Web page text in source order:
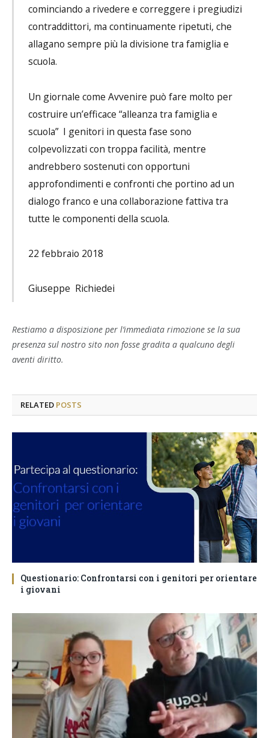
cominciando a rivedere e correggere i pregiudizi
contraddittori, ma continuamente ripetuti, che
allagano sempre più la divisione tra famiglia e
scuola.
Un giornale come Avvenire può fare molto per
costruire un’efficace “alleanza tra famiglia e
scuola” I genitori in questa fase sono
colpevolizzati con troppa facilità, mentre
andrebbero sostenuti con opportuni
approfondimenti e confronti che portino ad un
dialogo franco e una collaborazione fattiva tra
tutte le componenti della scuola.
22 febbraio 2018
Giuseppe Richiedei
Restiamo a disposizione per l’immediata rimozione se la sua
presenza sul nostro sito non fosse gradita a qualcuno degli
aventi diritto.
RELATED POSTS
Questionario: Confrontarsi con i genitori per orientare
i giovani